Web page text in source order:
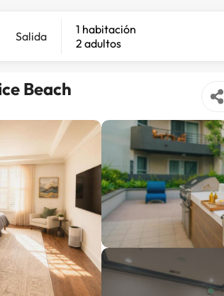
Salida
1 habitación
2 adultos
Beach